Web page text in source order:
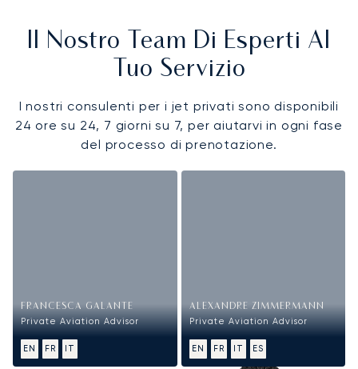
Il Nostro Team Di Esperti Al
Tuo Servizio
I nostri consulenti per i jet privati sono disponibili
24 ore su 24, 7 giorni su 7, per aiutarvi in ogni fase
del processo di prenotazione.
FRANCESCA GALANTE
Private Aviation Advisor
EN FR IT
ALEXANDRE ZIMMERMANN
Private Aviation Advisor
EN FR IT ES